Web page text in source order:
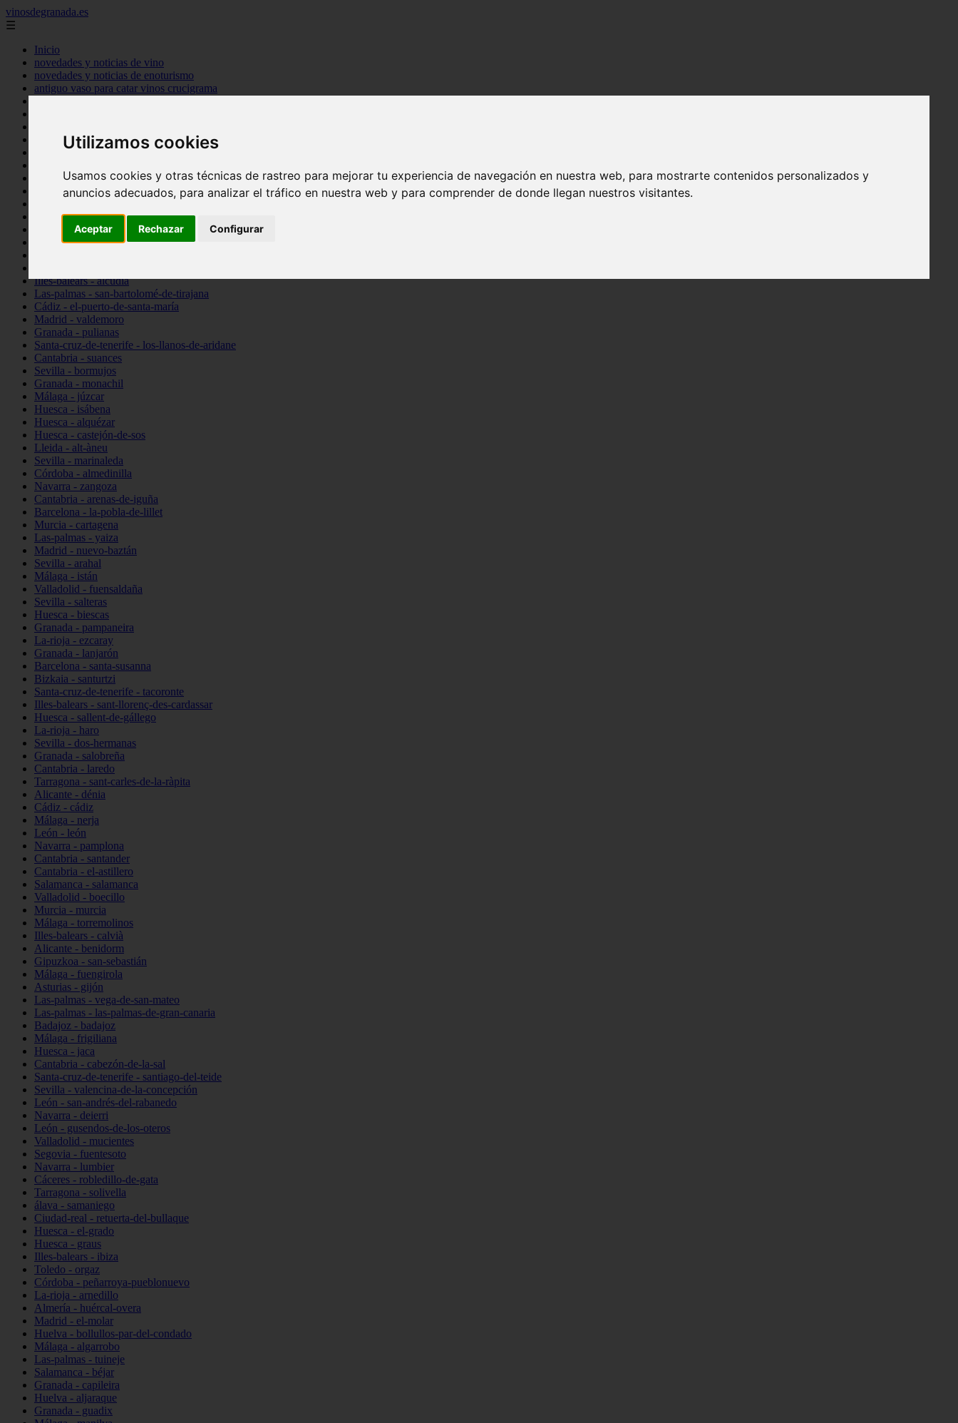
Utilizamos cookies
Usamos cookies y otras técnicas de rastreo para mejorar tu experiencia de navegación en nuestra web, para mostrarte contenidos personalizados y
anuncios adecuados, para analizar el tráfico en nuestra web y para comprender de donde llegan nuestros visitantes.
Aceptar Rechazar Configurar
vinosdegranada.es
☰
Inicio
novedades y noticias de vino
novedades y noticias de enoturismo
antiguo vaso para catar vinos crucigrama
Sevilla - sevilla
Barcelona - barcelona
Santa-cruz-de-tenerife - guía-de-isora
La-rioja - casalarreina
Almería - roquetas-de-mar
Illes-balears - alcúdia
Las-palmas - san-bartolomé-de-tirajana
Cádiz - el-puerto-de-santa-maría
Madrid - valdemoro
Granada - pulianas
Santa-cruz-de-tenerife - los-llanos-de-aridane
Cantabria - suances
Sevilla - bormujos
Granada - monachil
Málaga - júzcar
Huesca - isábena
Huesca - alquézar
Huesca - castejón-de-sos
Lleida - alt-àneu
Sevilla - marinaleda
Córdoba - almedinilla
Navarra - zangoza
Cantabria - arenas-de-iguña
Barcelona - la-pobla-de-lillet
Murcia - cartagena
Las-palmas - yaiza
Madrid - nuevo-baztán
Sevilla - arahal
Málaga - istán
Valladolid - fuensaldaña
Sevilla - salteras
Huesca - biescas
Granada - pampaneira
La-rioja - ezcaray
Granada - lanjarón
Barcelona - santa-susanna
Bizkaia - santurtzi
Santa-cruz-de-tenerife - tacoronte
Illes-balears - sant-llorenç-des-cardassar
Huesca - sallent-de-gállego
La-rioja - haro
Sevilla - dos-hermanas
Granada - salobreña
Cantabria - laredo
Tarragona - sant-carles-de-la-ràpita
Alicante - dénia
Cádiz - cádiz
Málaga - nerja
León - león
Navarra - pamplona
Cantabria - santander
Cantabria - el-astillero
Salamanca - salamanca
Valladolid - boecillo
Murcia - murcia
Málaga - torremolinos
Illes-balears - calvià
Alicante - benidorm
Gipuzkoa - san-sebastián
Málaga - fuengirola
Asturias - gijón
Las-palmas - vega-de-san-mateo
Las-palmas - las-palmas-de-gran-canaria
Badajoz - badajoz
Málaga - frigiliana
Huesca - jaca
Cantabria - cabezón-de-la-sal
Santa-cruz-de-tenerife - santiago-del-teide
Sevilla - valencina-de-la-concepción
León - san-andrés-del-rabanedo
Navarra - deierri
León - gusendos-de-los-oteros
Valladolid - mucientes
Segovia - fuentesoto
Navarra - lumbier
Cáceres - robledillo-de-gata
Tarragona - solivella
álava - samaniego
Ciudad-real - retuerta-del-bullaque
Huesca - el-grado
Huesca - graus
Illes-balears - ibiza
Toledo - orgaz
Córdoba - peñarroya-pueblonuevo
La-rioja - arnedillo
Almería - huércal-overa
Madrid - el-molar
Huelva - bollullos-par-del-condado
Málaga - algarrobo
Las-palmas - tuineje
Salamanca - béjar
Granada - capileira
Huelva - aljaraque
Granada - guadix